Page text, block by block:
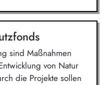
sind Maßnahmen
von Natur
die Projekte sollen